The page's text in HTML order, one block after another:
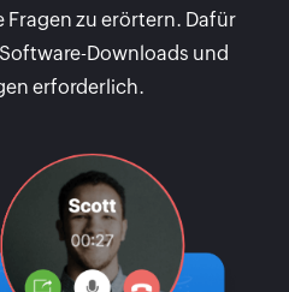
zu erörtern. Dafür
Downloads und
erforderlich.